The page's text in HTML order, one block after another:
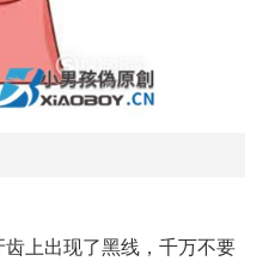
上出现了黑线，千万不要